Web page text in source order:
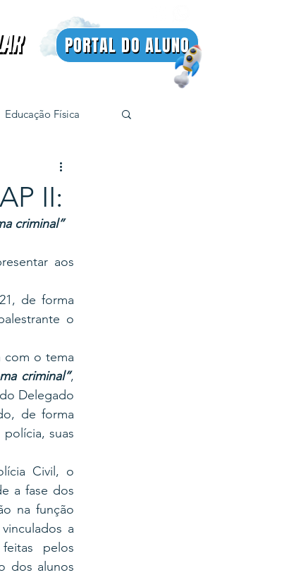
PORTAL DO ALUNO
Educação Física
II:
criminal”
aos
de forma
o
criminal”,
Delegado
de forma
suas
Civil, o
a fase dos
na função
a
pelos
dos alunos